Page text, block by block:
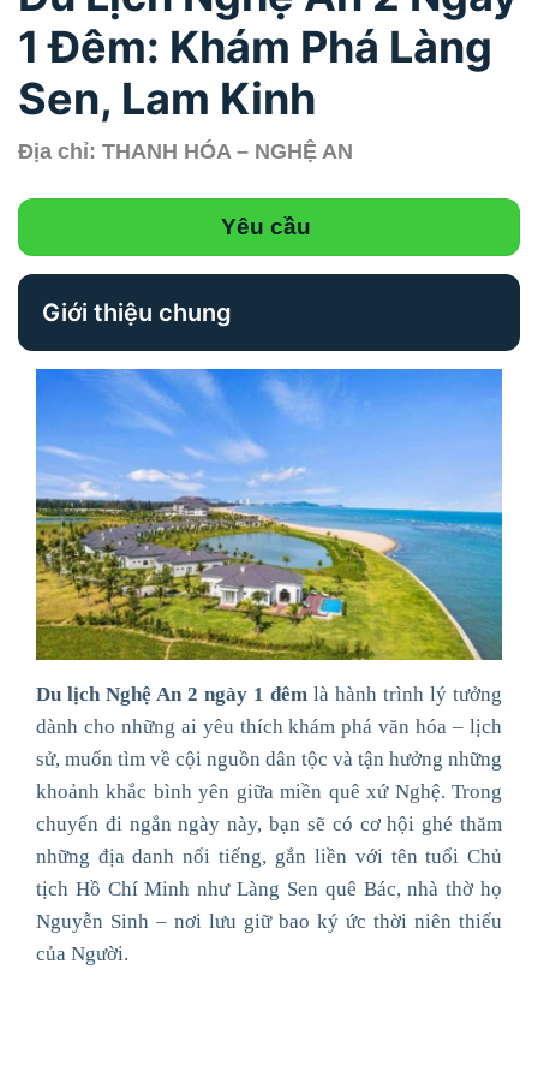
1 Đêm: Khám Phá Làng
Sen, Lam Kinh
Địa chỉ: THANH HÓA – NGHỆ AN
Yêu cầu
Giới thiệu chung
Du lịch Nghệ An 2 ngày 1 đêm là hành trình lý tưởng
dành cho những ai yêu thích khám phá văn hóa – lịch
sử, muốn tìm về cội nguồn dân tộc và tận hưởng những
khoảnh khắc bình yên giữa miền quê xứ Nghệ. Trong
chuyến đi ngắn ngày này, bạn sẽ có cơ hội ghé thăm
những địa danh nổi tiếng, gắn liền với tên tuổi Chủ
tịch Hồ Chí Minh như Làng Sen quê Bác, nhà thờ họ
Nguyễn Sinh – nơi lưu giữ bao ký ức thời niên thiếu
của Người.